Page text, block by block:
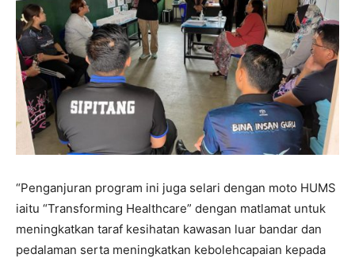
“Penganjuran program ini juga selari dengan moto HUMS
iaitu “Transforming Healthcare” dengan matlamat untuk
meningkatkan taraf kesihatan kawasan luar bandar dan
pedalaman serta meningkatkan kebolehcapaian kepada